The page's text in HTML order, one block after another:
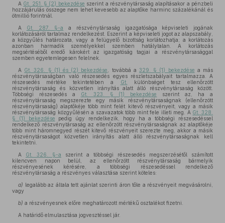
A Gt. 251. § (2) bekezdése szerint a részvénytársaság alapításakor a pénzbeli
hozzájárulás összege nem lehet kevesebb az alaptőke harminc százalékánál és
ötmillió forintnál.
A
Gt. 287. §-a
a részvénytársaság igazgatósága képviseleti jogának
korlátozásáról tartalmaz rendelkezést. Eszerint a képviseleti jogot az alapszabály,
a közgyűlés határozata, vagy a felügyelő bizottság korlátozhatja; a korlátozás
azonban harmadik személyekkel szemben hatálytalan. A korlátozás
megsértéséből eredő károkért az igazgatóság tagjai a részvénytársasággal
szemben egyetemlegesen felelnek.
A Gt. 326. § (1) és (2) bekezdése , továbbá a329. § (1) bekezdése a más
részvénytársaságban való részesedés egyes részletszabályait tartalmazza. A
részesedés mértéke tekintetében a
Gt.
különbséget tesz ellenőrzött
részvénytársaság és közvetlen irányítás alatt álló részvénytársaság között.
Többségi részesedés a
Gt. 323. § (1) bekezdése
szerint az, ha a
részvénytársaság megszerezte egy másik részvénytársaságnak (ellenőrzött
részvénytársaság) alaptőkéje több mint felét kitevő részvényeit, vagy a másik
részvénytársaság közgyűlésén a szavazatok több mint fele illeti meg. A Gt. 328.
§ (1) bekezdése pedig úgy rendelkezik, hogy ha a többségi részesedéssel
rendelkező részvénytársaság az ellenőrzött részvénytársaságnak az alaptőkéje
több mint háromnegyed részét kitevő részvényeit szerezte meg, akkor a másik
részvénytársaságot közvetlen irányítás alatt álló részvénytársaságnak kell
tekintetni.
A Gt. 326. §-a szerint a többségi részesedés megszerzésétől számított
kilencven napon belül, az ellenőrzött részvénytársaság bármelyik
részvényesének kérésére, a többségi részesedéssel rendelkező
részvénytársaság a részvényes választása szerint köteles:
a) legalább az általa tett ajánlat szerinti áron tőle a részvényeit megvásárolni,
vagy
b) a részvényesnek előre meghatározott mértékű osztalékot fizetni.
A határidő elmulasztása jogvesztéssel jár.